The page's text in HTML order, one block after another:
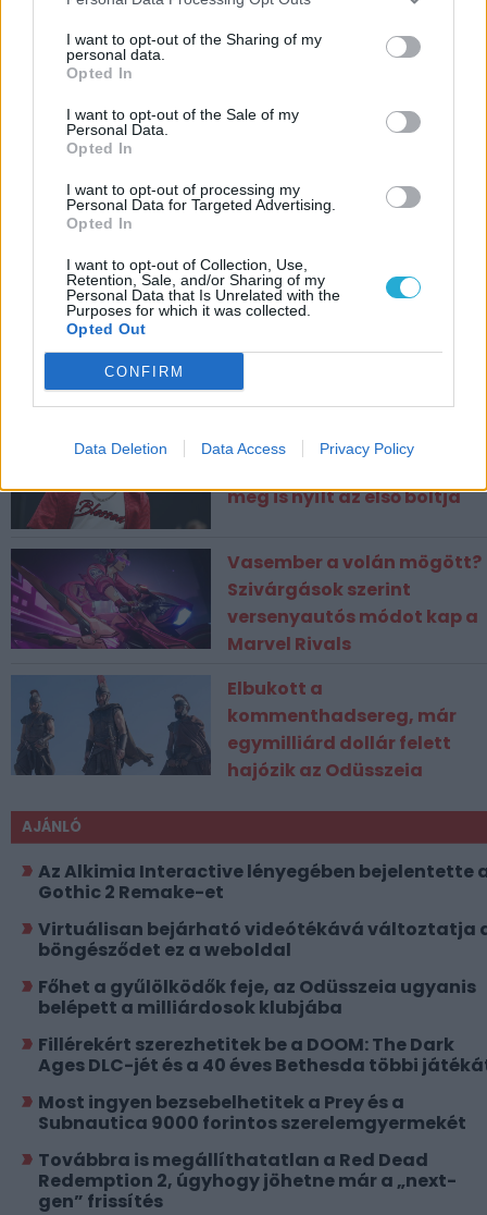
I want to opt-out of the Sharing of my
personal data.
Opted In
I want to opt-out of the Sale of my
Personal Data.
Opted In
I want to opt-out of processing my
Personal Data for Targeted Advertising.
Opted In
I want to opt-out of Collection, Use,
Retention, Sale, and/or Sharing of my
Personal Data that Is Unrelated with the
Purposes for which it was collected.
Opted Out
CONFIRM
Data Deletion Data Access Privacy Policy
CÍMKÉK
Gyűjtögetős kártyákkal
meg is nyílt az első boltja
Vasember a volán mögött?
Szivárgások szerint
versenyautós módot kap a
Marvel Rivals
Elbukott a
kommenthadsereg, már
egymilliárd dollár felett
hajózik az Odüsszeia
AJÁNLÓ
Az Alkimia Interactive lényegében bejelentette
Gothic 2 Remake-et
Virtuálisan bejárható videótékává változtatja
böngésződet ez a weboldal
Főhet a gyűlölködők feje, az Odüsszeia ugyanis
belépett a milliárdosok klubjába
Fillérekért szerezhetitek be a DOOM: The Dark
Ages DLC-jét és a 40 éves Bethesda többi
Most ingyen bezsebelhetitek a Prey és a
Subnautica 9000 forintos szerelemgyermekét
Továbbra is megállíthatatlan a Red Dead
Redemption 2, úgyhogy jöhetne már a „next-
gen” frissítés